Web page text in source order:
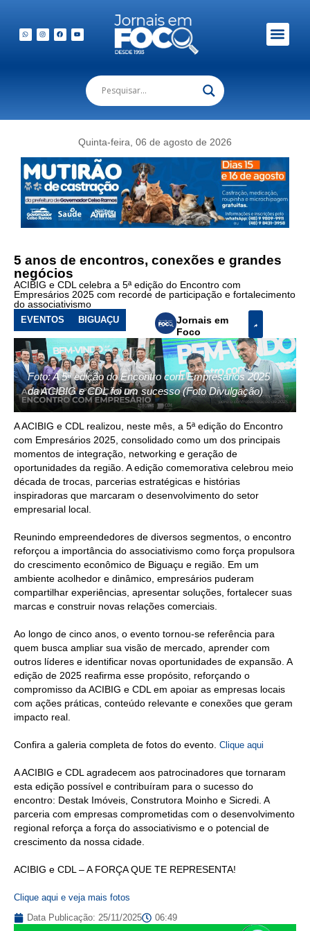
Quinta-feira, 06 de agosto de 2026
5 anos de encontros, conexões e grandes
negócios
ACIBIG e CDL celebra a 5ª edição do Encontro com
Empresários 2025 com recorde de participação e fortalecimento
do associativismo
EVENTOS BIGUAÇU
Jornais em
Foco
Foto: A 5ª edição do Encontro com Empresários 2025
da ACIBIG e CDL foi um sucesso (Foto Divulgação)
A ACIBIG e CDL realizou, neste mês, a 5ª edição do Encontro
com Empresários 2025, consolidado como um dos principais
momentos de integração, networking e geração de
oportunidades da região. A edição comemorativa celebrou meio
década de trocas, parcerias estratégicas e histórias
inspiradoras que marcaram o desenvolvimento do setor
empresarial local.
Reunindo empreendedores de diversos segmentos, o encontro
reforçou a importância do associativismo como força propulsora
do crescimento econômico de Biguaçu e região. Em um
ambiente acolhedor e dinâmico, empresários puderam
compartilhar experiências, apresentar soluções, fortalecer suas
marcas e construir novas relações comerciais.
Ao longo de cinco anos, o evento tornou-se referência para
quem busca ampliar sua visão de mercado, aprender com
outros líderes e identificar novas oportunidades de expansão. A
edição de 2025 reafirma esse propósito, reforçando o
compromisso da ACIBIG e CDL em apoiar as empresas locais
com ações práticas, conteúdo relevante e conexões que geram
impacto real.
Confira a galeria completa de fotos do evento. Clique aqui
A ACIBIG e CDL agradecem aos patrocinadores que tornaram
esta edição possível e contribuíram para o sucesso do
encontro: Destak Imóveis, Construtora Moinho e Sicredi. A
parceria com empresas comprometidas com o desenvolvimento
regional reforça a força do associativismo e o potencial de
crescimento da nossa cidade.
ACIBIG e CDL – A FORÇA QUE TE REPRESENTA!
Clique aqui e veja mais fotos
Data Publicação: 25/11/2025 06:49